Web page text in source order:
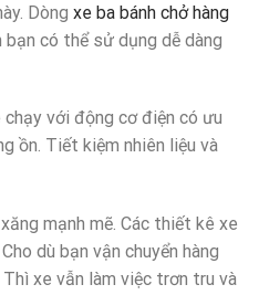
Dòng xe ba bánh chở hàng
bạn có thể sử dụng dễ dàng
chạy với động cơ điện có ưu
ồn. Tiết kiệm nhiên liệu và
mạnh mẽ. Các thiết kê xe
dù bạn vận chuyển hàng
xe vẫn làm việc trơn tru và